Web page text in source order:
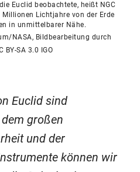
Euclid beobachtete, heißt NGC
Lichtjahre von der Erde
in unmittelbarer Nähe.
NASA, Bildbearbeitung durch
BY-SA 3.0 IGO
Euclid sind
großen
und der
können wir